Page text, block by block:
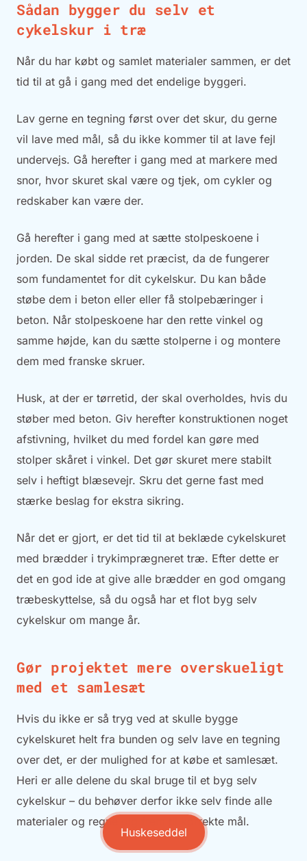
Sådan bygger du selv et
cykelskur i træ
Når du har købt og samlet materialer sammen, er det
tid til at gå i gang med det endelige byggeri.
Lav gerne en tegning først over det skur, du gerne
vil lave med mål, så du ikke kommer til at lave fejl
undervejs. Gå herefter i gang med at markere med
snor, hvor skuret skal være og tjek, om cykler og
redskaber kan være der.
Gå herefter i gang med at sætte stolpeskoene i
jorden. De skal sidde ret præcist, da de fungerer
som fundamentet for dit cykelskur. Du kan både
støbe dem i beton eller eller få stolpebæringer i
beton. Når stolpeskoene har den rette vinkel og
samme højde, kan du sætte stolperne i og montere
dem med franske skruer.
Husk, at der er tørretid, der skal overholdes, hvis du
støber med beton. Giv herefter konstruktionen noget
afstivning, hvilket du med fordel kan gøre med
stolper skåret i vinkel. Det gør skuret mere stabilt
selv i heftigt blæsevejr. Skru det gerne fast med
stærke beslag for ekstra sikring.
Når det er gjort, er det tid til at beklæde cykelskuret
med brædder i trykimprægneret træ. Efter dette er
det en god ide at give alle brædder en god omgang
træbeskyttelse, så du også har et flot byg selv
cykelskur om mange år.
Gør projektet mere overskueligt
med et samlesæt
Hvis du ikke er så tryg ved at skulle bygge
cykelskuret helt fra bunden og selv lave en tegning
over det, er der mulighed for at købe et samlesæt.
Heri er alle delene du skal bruge til et byg selv
cykelskur – du behøver derfor ikke selv finde alle
materialer og regne dig frem til korrekte mål.
Huskeseddel